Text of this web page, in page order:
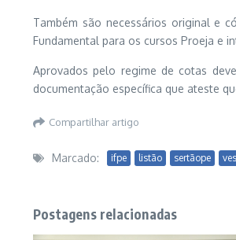
Também são necessários original e
Fundamental para os cursos Proeja e
Aprovados pelo regime de cotas
documentação específica que ateste
Compartilhar artigo
Marcado: ifpe listão sertãope
Postagens relacionadas